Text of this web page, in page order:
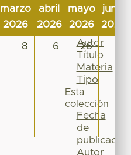
marzo
2026
abril
2026
mayo
2026
junio
2026
8 6 26
Fecha
de
publicación
Autor
Título
Materia
Tipo
Esta
colección
Fecha
de
publicación
Autor